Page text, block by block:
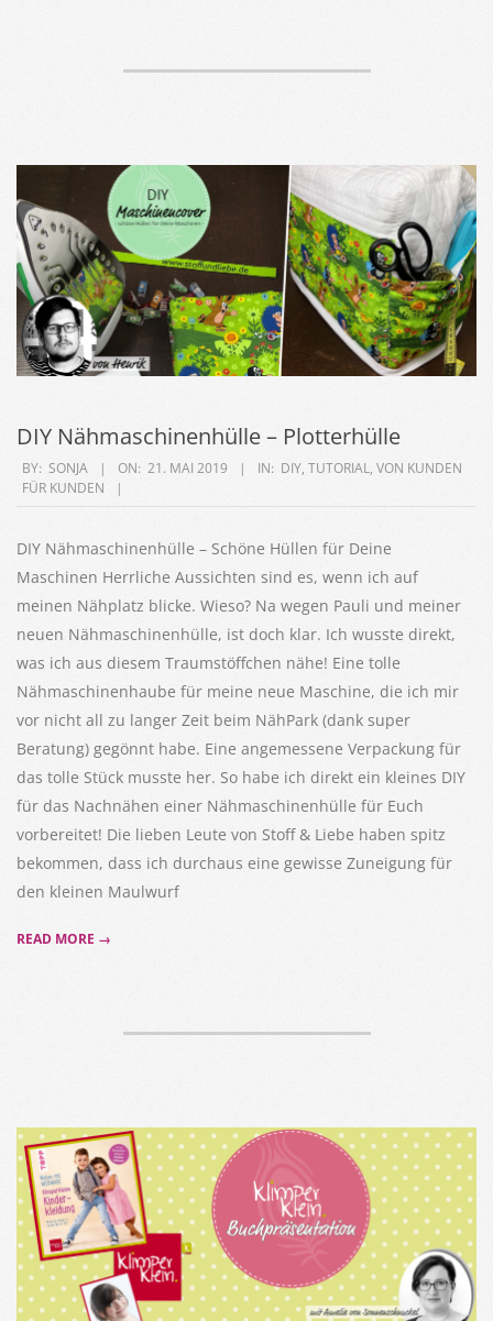
DIY Nähmaschinenhülle – Plotterhülle
2019-
05-
BY: SONJA ON: 21. MAI 2019 IN: DIY, TUTORIAL, VON KUNDEN
FÜR KUNDEN
DIY Nähmaschinenhülle – Schöne Hüllen für Deine
Maschinen Herrliche Aussichten sind es, wenn ich auf
meinen Nähplatz blicke. Wieso? Na wegen Pauli und meiner
neuen Nähmaschinenhülle, ist doch klar. Ich wusste direkt,
was ich aus diesem Traumstöffchen nähe! Eine tolle
Nähmaschinenhaube für meine neue Maschine, die ich mir
vor nicht all zu langer Zeit beim NähPark (dank super
Beratung) gegönnt habe. Eine angemessene Verpackung für
das tolle Stück musste her. So habe ich direkt ein kleines DIY
für das Nachnähen einer Nähmaschinenhülle für Euch
vorbereitet! Die lieben Leute von Stoff & Liebe haben spitz
bekommen, dass ich durchaus eine gewisse Zuneigung für
den kleinen Maulwurf
READ MORE →